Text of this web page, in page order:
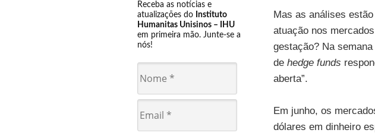
Receba as notícias e
atualizações do Instituto
Humanitas Unisinos – IHU
em primeira mão. Junte-se a
nós!
Mas as análises
atuação nos
gestação? Na
de hedge funds
aberta”.
Em junho, os
dólares em dinheiro